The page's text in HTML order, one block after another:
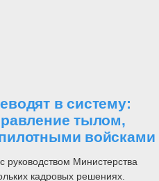
в систему:
тылом,
войсками
руководством Министерства
кадровых решениях.